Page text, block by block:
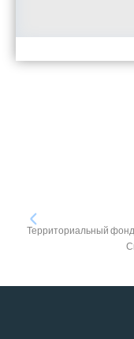
Территориальный фонд